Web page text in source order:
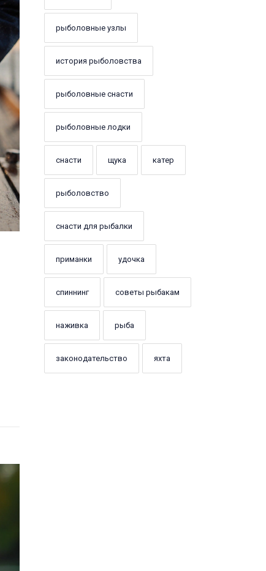
рыболовные узлы
история рыболовства
рыболовные снасти
рыболовные лодки
снасти щука катер
рыболовство
снасти для рыбалки
приманки удочка
спиннинг советы рыбакам
наживка рыба
законодательство яхта